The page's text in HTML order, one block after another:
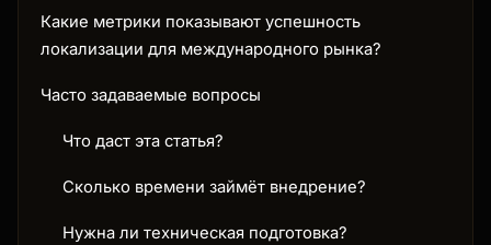
Какие метрики показывают успешность
локализации для международного рынка?
Часто задаваемые вопросы
Что даст эта статья?
Сколько времени займёт внедрение?
Нужна ли техническая подготовка?